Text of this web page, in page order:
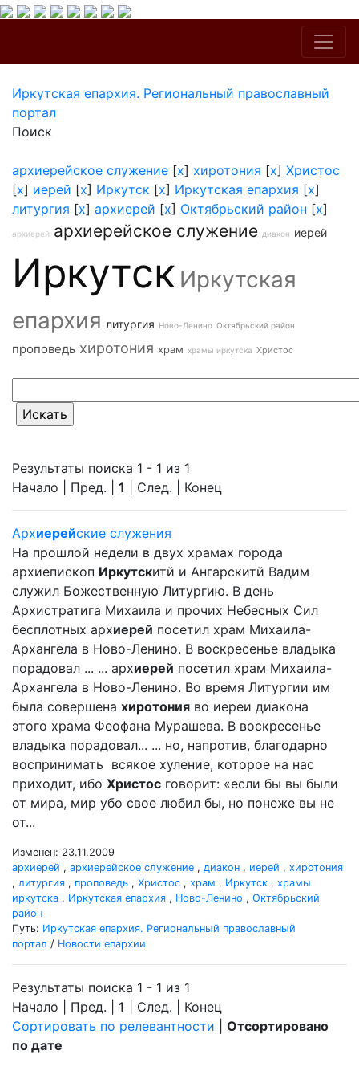
Иркутская епархия. Региональный православный
портал
Поиск
архиерейское служение [x] хиротония [x] Христос
[x] иерей [x] Иркутск [x] Иркутская епархия [x]
литургия [x] архиерей [x] Октябрьский район [x]
архиерей архиерейское служение диакон иерей
Иркутск Иркутская
епархия литургия Ново-Ленино Октябрьский район
проповедь хиротония храм храмы иркутска Христос
Результаты поиска 1 - 1 из 1
Начало | Пред. | 1 | След. | Конец
Архиерейские служения
На прошлой недели в двух храмах города
архиепископ Иркутскитй и Ангарскитй Вадим
служил Божественную Литургию. В день
Архистратига Михаила и прочих Небесных Сил
бесплотных архиерей посетил храм Михаила-
Архангела в Ново-Ленино. В воскресенье владыка
порадовал ... ... архиерей посетил храм Михаила-
Архангела в Ново-Ленино. Во время Литургии им
была совершена хиротония во иереи диакона
этого храма Феофана Мурашева. В воскресенье
владыка порадовал... ... но, напротив, благодарно
воспринимать всякое хуление, которое на нас
приходит, ибо Христос говорит: «если бы вы были
от мира, мир убо свое любил бы, но понеже вы не
от...
Изменен: 23.11.2009
архиерей , архиерейское служение , диакон , иерей , хиротония
, литургия , проповедь , Христос , храм , Иркутск , храмы
иркутска , Иркутская епархия , Ново-Ленино , Октябрьский
район
Путь: Иркутская епархия. Региональный православный
портал / Новости епархии
Результаты поиска 1 - 1 из 1
Начало | Пред. | 1 | След. | Конец
Сортировать по релевантности
Отсортировано
по дате